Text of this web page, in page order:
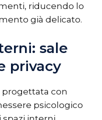
riducendo lo
già delicato.
sale
privacy
progettata con
psicologico